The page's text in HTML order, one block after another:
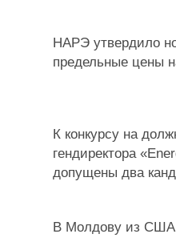
НАРЭ утвердило
предельные цены
К конкурсу на
гендиректора
допущены два
В Молдову из США